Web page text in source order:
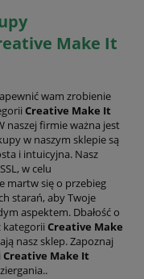
Make It
wam zrobienie
Creative Make It
naszej firmie ważna jest
w naszym sklepie są
i intuicyjna. Nasz
w celu
martw się o przebieg
starań, aby Twoje
aspektem. Dbałość o
kategorii Creative Make
nasz sklep. Zapoznaj
Creative Make It